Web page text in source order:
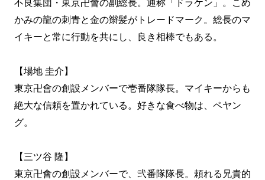
不良集団・東京卍會の副総長。通称「ドラケン」。こめ
かみの龍の刺青と金の辮髪がトレードマーク。総長のマ
イキーと常に行動を共にし、良き相棒でもある。
【場地 圭介】
東京卍會の創設メンバーで壱番隊隊長。マイキーからも
絶大な信頼を置かれている。好きな食べ物は、ペヤン
グ。
【三ツ谷 隆】
東京卍會の創設メンバーで、弐番隊隊長。頼れる兄貴的